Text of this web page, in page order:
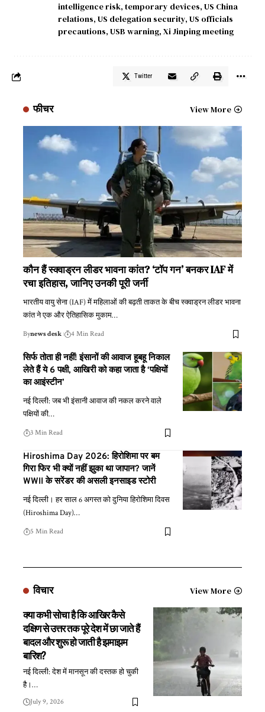
intelligence risk, temporary devices, US China
relations, US delegation security, US officials
precautions, USB warning, Xi Jinping meeting
Twitter
फीचर View More
कौन हैं स्क्वाड्रन लीडर भावना कांत? ‘टॉप गन’ बनकर IAF में
रचा इतिहास, जानिए उनकी पूरी जर्नी
भारतीय वायु सेना (IAF) में महिलाओं की बढ़ती ताकत के बीच स्क्वाड्रन लीडर भावना
कांत ने एक और ऐतिहासिक मुकाम…
Bynews desk 4 Min Read
सिर्फ तोता ही नहीं! इंसानों की आवाज हूबहू निकाल
लेते हैं ये 6 पक्षी, आखिरी को कहा जाता है ‘पक्षियों
का आइंस्टीन’
नई दिल्ली: जब भी इंसानी आवाज की नकल करने वाले
पक्षियों की…
3 Min Read
Hiroshima Day 2026: हिरोशिमा पर बम
गिरा फिर भी क्यों नहीं झुका था जापान? जानें
WWII के सरेंडर की असली इनसाइड स्टोरी
नई दिल्ली। हर साल 6 अगस्त को दुनिया हिरोशिमा दिवस
(Hiroshima Day)…
5 Min Read
विचार View More
क्या कभी सोचा है कि आखिर कैसे
दक्षिण से उत्तर तक पूरे देश में छा जाते हैं
बादल और शुरू हो जाती है झमाझम
बारिश?
नई दिल्ली: देश में मानसून की दस्तक हो चुकी
है।…
July 9, 2026